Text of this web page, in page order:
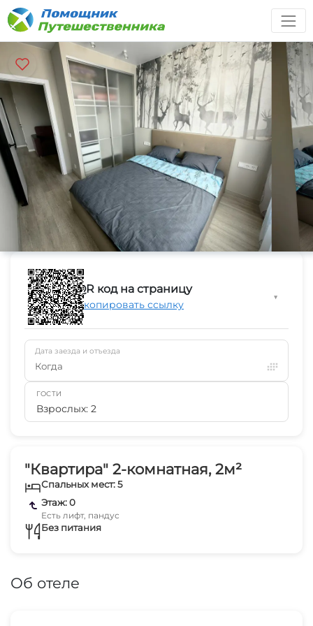
"Квартира" 2-комнатная, 2м²
Спальных мест: 5
Этаж: 0
Есть лифт, пандус
Без питания
Об отеле
QR код на страницу
Скопировать ссылку
▼
Дата заезда и отъезда
Когда
ГОСТИ
Взрослых: 2